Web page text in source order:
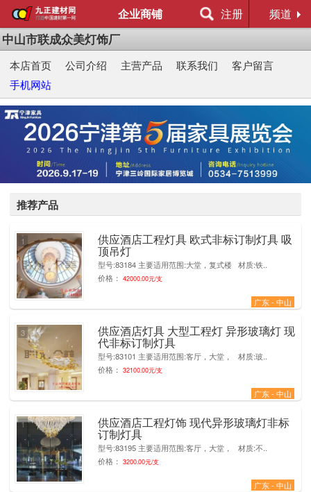
企业商铺 注册 频道
中山市联成众美灯饰厂
本店首页 公司介绍 主营产品 联系我们
客户留言
手机网站
推荐产品
供应酒店工程灯具 欧式非标订制灯具 吸
顶吊灯
型号:83184 主要适用范围:大堂，复式楼 材质:铁..
价格：
42000.00元/支
广东 - 中山
1
供应酒店灯具 大型工程灯 异形玻璃灯 现
代非标订制灯具
型号:83101 主要适用范围:客厅，大堂， 材质:玻..
价格：
32100.00元/支
广东 - 中山
3
供应酒店工程灯饰 现代异形玻璃灯非标
订制灯具
型号:83195 主要适用范围:客厅，大堂， 材质:不..
价格：
3200.00元/支
广东 - 中山
1